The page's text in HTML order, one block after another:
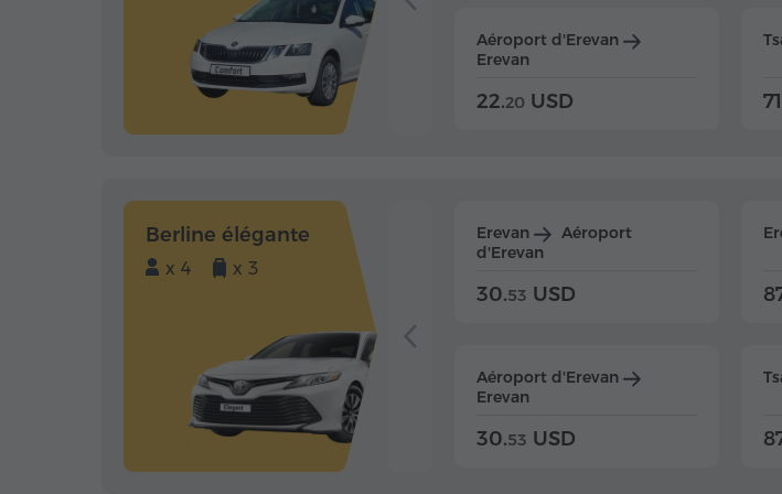
Aéroport d'Erevan
Erevan
22.20 USD
Berline élégante
x 4 x 3
Erevan
Aéroport
d'Erevan
30.53 USD
Aéroport d'Erevan
Erevan
30.53 USD